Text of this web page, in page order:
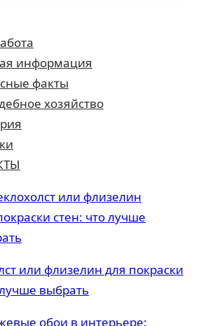
информация
факты
хозяйство
или флизелин для покраски
выбрать